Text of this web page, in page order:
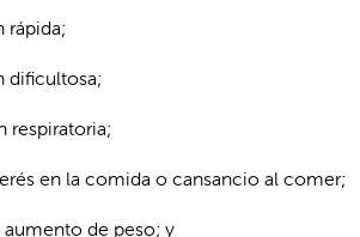
rápida;
dificultosa;
respiratoria;
en la comida o cansancio al comer;
aumento de peso; y